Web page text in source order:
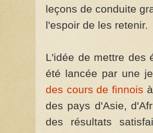
leçons de conduite
l'espoir de les retenir.
L'idée de mettre des
été lancée par une
des cours de finnois
des pays d'Asie,
des résultats